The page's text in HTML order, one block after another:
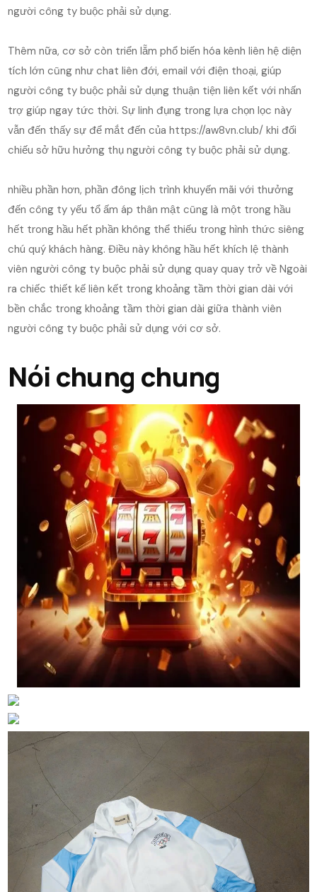
người công ty buộc phải sử dụng.
Thêm nữa, cơ sở còn triển lẵm phổ biến hóa kênh liên hệ diện
tích lớn cũng như chat liên đới, email với điện thoại, giúp
người công ty buộc phải sử dụng thuận tiện liên kết với nhấn
trợ giúp ngay tức thời. Sự linh đụng trong lựa chọn lọc này
vẫn đến thấy sự để mắt đến của https://aw8vn.club/ khi đối
chiếu sở hữu hưởng thụ người công ty buộc phải sử dụng.
nhiều phần hơn, phần đông lịch trình khuyến mãi với thưởng
đến công ty yếu tổ ấm áp thân mật cũng là một trong hầu
hết trong hầu hết phần không thể thiếu trong hình thức siêng
chú quý khách hàng. Điều này không hầu hết khích lệ thành
viên người công ty buộc phải sử dụng quay quay trở về Ngoài
ra chiếc thiết kế liên kết trong khoảng tầm thời gian dài với
bền chắc trong khoảng tầm thời gian dài giữa thành viên
người công ty buộc phải sử dụng với cơ sở.
Nói chung chung